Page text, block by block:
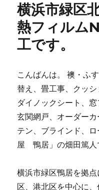
横浜市緑区
熱フィルム
工です。
こんばんは。 襖・ふ
替え、畳工事、クッシ
ダイノックシート、窓
玄関網戸、オーダー
テン、ブラインド、
屋 鴨居」の畑田篤人
横浜市緑区鴨居を拠
区、港北区を中心に、